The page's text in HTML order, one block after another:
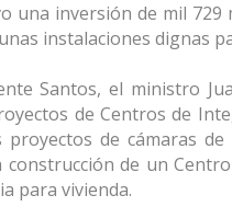
inversión de mil 729
instalaciones dignas
Santos, el ministro
de Centros de
de cámaras
de un
para vivienda.